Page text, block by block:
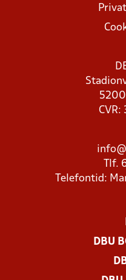
5200
CVR:
Tlf.
Telefontid:
DBU